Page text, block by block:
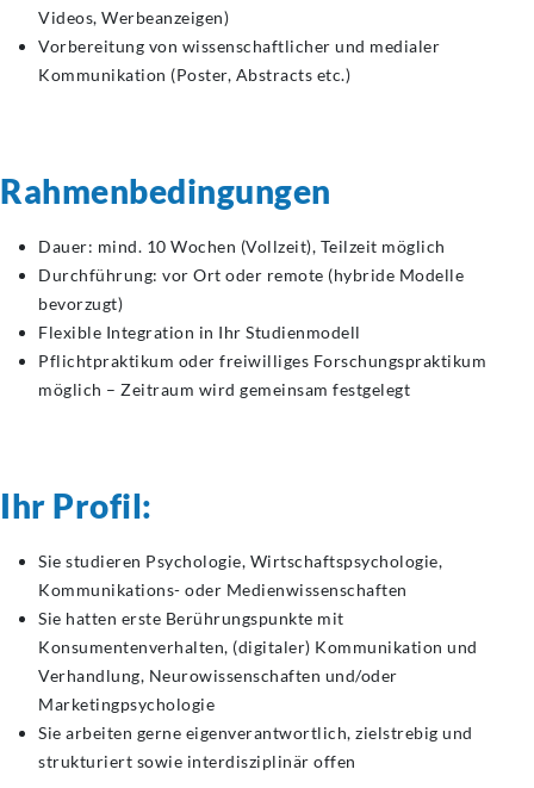
Videos, Werbeanzeigen)
Vorbereitung von wissenschaftlicher und medialer
Kommunikation (Poster, Abstracts etc.)
Rahmenbedingungen
Dauer: mind. 10 Wochen (Vollzeit), Teilzeit möglich
Durchführung: vor Ort oder remote (hybride Modelle
bevorzugt)
Flexible Integration in Ihr Studienmodell
Pflichtpraktikum oder freiwilliges Forschungspraktikum
möglich – Zeitraum wird gemeinsam festgelegt
Ihr Profil:
Sie studieren Psychologie, Wirtschaftspsychologie,
Kommunikations- oder Medienwissenschaften
Sie hatten erste Berührungspunkte mit
Konsumentenverhalten, (digitaler) Kommunikation und
Verhandlung, Neurowissenschaften und/oder
Marketingpsychologie
Sie arbeiten gerne eigenverantwortlich, zielstrebig und
strukturiert sowie interdisziplinär offen